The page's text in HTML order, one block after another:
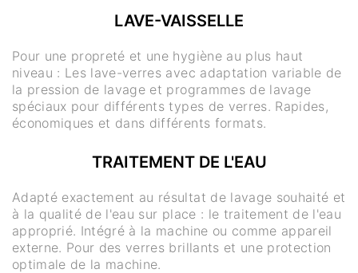
LAVE-VAISSELLE
Pour une propreté et une hygiène au plus haut
niveau : Les lave-verres avec adaptation variable de
la pression de lavage et programmes de lavage
spéciaux pour différents types de verres. Rapides,
économiques et dans différents formats.
TRAITEMENT DE L'EAU
Adapté exactement au résultat de lavage souhaité et
à la qualité de l'eau sur place : le traitement de l'eau
approprié. Intégré à la machine ou comme appareil
externe. Pour des verres brillants et une protection
optimale de la machine.